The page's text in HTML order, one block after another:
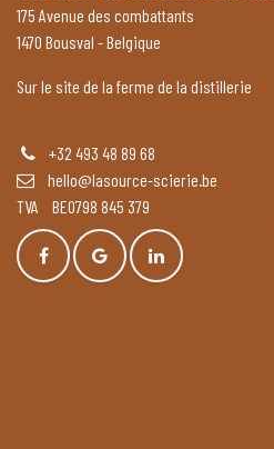
175 Avenue des combattants
1470 Bousval - Belgique
Sur le site de la ferme de la distillerie
+32 493 48 89 68
hello@lasource-scierie.be
TVA BE0798 845 379